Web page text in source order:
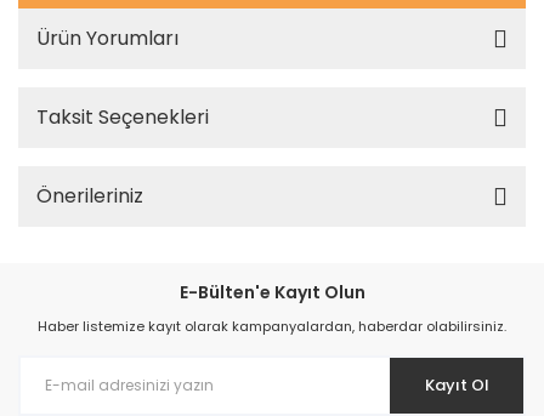
Ürün Yorumları
Taksit Seçenekleri
Önerileriniz
E-Bülten'e Kayıt Olun
Haber listemize kayıt olarak kampanyalardan, haberdar olabilirsiniz.
Kayıt Ol